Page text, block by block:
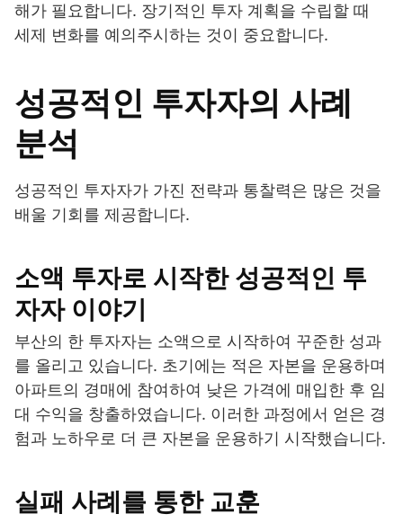
해가 필요합니다. 장기적인 투자 계획을 수립할 때
세제 변화를 예의주시하는 것이 중요합니다.
성공적인 투자자의 사례
분석
성공적인 투자자가 가진 전략과 통찰력은 많은 것을
배울 기회를 제공합니다.
소액 투자로 시작한 성공적인 투
자자 이야기
부산의 한 투자자는 소액으로 시작하여 꾸준한 성과
를 올리고 있습니다. 초기에는 적은 자본을 운용하며
아파트의 경매에 참여하여 낮은 가격에 매입한 후 임
대 수익을 창출하였습니다. 이러한 과정에서 얻은 경
험과 노하우로 더 큰 자본을 운용하기 시작했습니다.
실패 사례를 통한 교훈